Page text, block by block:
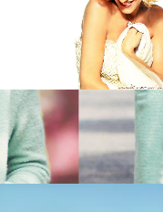
Сара-Джесика Паркер 03.03.2007